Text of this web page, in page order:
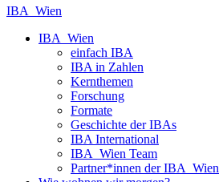
IBA_Wien
IBA_Wien
einfach IBA
IBA in Zahlen
Kernthemen
Forschung
Formate
Geschichte der IBAs
IBA International
IBA_Wien Team
Partner*innen der IBA_Wien